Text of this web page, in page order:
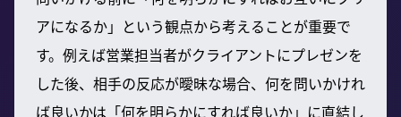
アになるか」という観点から考えることが重要で
す。例えば営業担当者がクライアントにプレゼンを
した後、相手の反応が曖昧な場合、何を問いかけれ
ば良いかは「何を明らかにすれば良いか」に直結し